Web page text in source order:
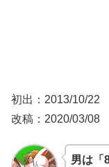
初出：2013/10/22
改稿：2020/03/08
男は「